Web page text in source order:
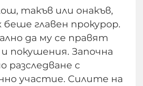
такъв или онакъв,
беше главен прокурор.
да му се правят
покушения. Започна
разследване с
участие. Силите на